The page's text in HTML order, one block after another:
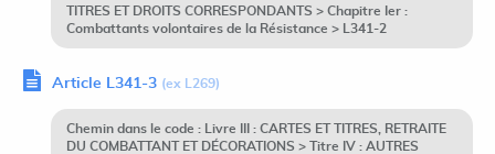
TITRES ET DROITS CORRESPONDANTS > Chapitre Ier :
Combattants volontaires de la Résistance > L341-2
Article L341-3 (ex L269)
Chemin dans le code : Livre III : CARTES ET TITRES, RETRAITE
DU COMBATTANT ET DÉCORATIONS > Titre IV : AUTRES